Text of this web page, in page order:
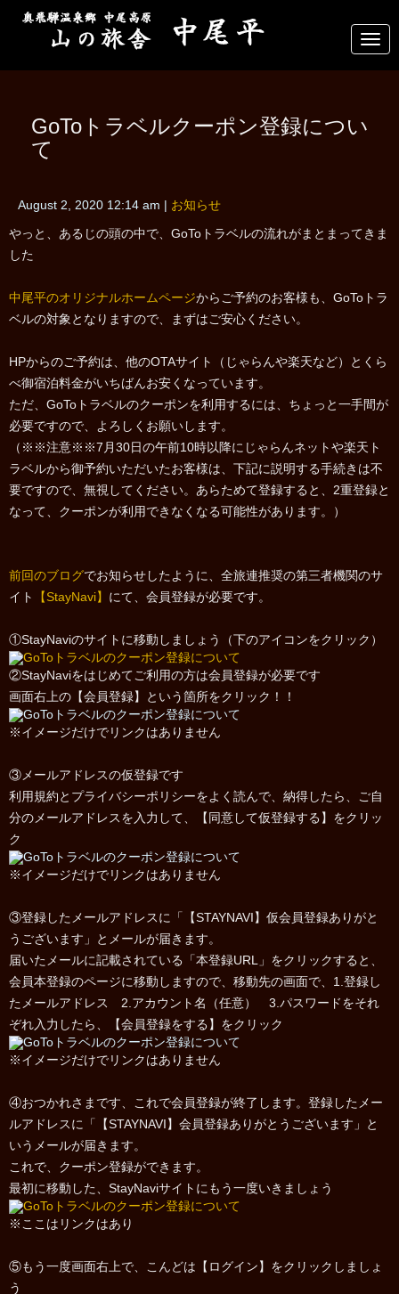
N
a
v
GoToトラベルクーポン登録につい
て
August 2, 2020 12:14 am お知らせ
やっと、あるじの頭の中で、GoToトラベルの流れがまとまってきま
した
中尾平のオリジナルホームページからご予約のお客様も、GoToトラ
ベルの対象となりますので、まずはご安心ください。
HPからのご予約は、他のOTAサイト（じゃらんや楽天など）とくら
べ御宿泊料金がいちばんお安くなっています。
ただ、GoToトラベルのクーポンを利用するには、ちょっと一手間が
必要ですので、よろしくお願いします。
（※※注意※※7月30日の午前10時以降にじゃらんネットや楽天ト
ラベルから御予約いただいたお客様は、下記に説明する手続きは不
要ですので、無視してください。あらためて登録すると、2重登録と
なって、クーポンが利用できなくなる可能性があります。）
前回のブログでお知らせしたように、全旅連推奨の第三者機関のサ
イト
【StayNavi】 にて、会員登録が必要です。
①StayNaviのサイトに移動しましょう（下のアイコンをクリック）
②StayNaviをはじめてご利用の方は会員登録が必要です
画面右上の【会員登録】という箇所をクリック！！
※イメージだけでリンクはありません
③メールアドレスの仮登録です
利用規約とプライバシーポリシーをよく読んで、納得したら、ご自
分のメールアドレスを入力して、【同意して仮登録する】をクリッ
ク
※イメージだけでリンクはありません
③登録したメールアドレスに「【STAYNAVI】仮会員登録ありがと
うございます」とメールが届きます。
届いたメールに記載されている「本登録URL」をクリックすると、
会員本登録のページに移動しますので、移動先の画面で、1.登録し
たメールアドレス 2.アカウント名（任意） 3.パスワードをそれ
ぞれ入力したら、【会員登録をする】をクリック
※イメージだけでリンクはありません
④おつかれさまです、これで会員登録が終了します。登録したメー
ルアドレスに「【STAYNAVI】会員登録ありがとうございます」と
いうメールが届きます。
これで、クーポン登録ができます。
最初に移動した、StayNaviサイトにもう一度いきましょう
※ここはリンクはあり
⑤もう一度画面右上で、こんどは【ログイン】をクリックしましょ
う